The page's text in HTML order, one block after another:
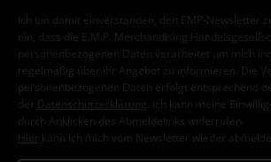
Ich bin damit einverstanden, den EMP-Newsletter
ein, dass die E.M.P. Merchandising
personenbezogenen Daten verarbeitet um mich
regelmäßig über ihr Angebot zu informieren. Die
personenbezogenen Daten erfolgt entsprechend
der
Datenschutzerklärung
. Ich kann meine
durch Anklicken des Abmeldelinks widerrufen.
Hier kann ich mich vom Newsletter wieder